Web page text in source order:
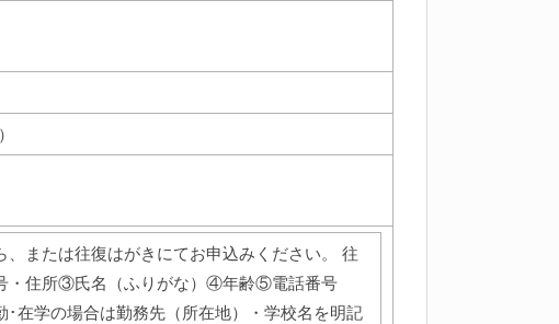
または往復はがきにてお申込みください。 往
・住所③氏名（ふりがな）④年齢⑤電話番号
･在学の場合は勤務先（所在地）・学校名を明記